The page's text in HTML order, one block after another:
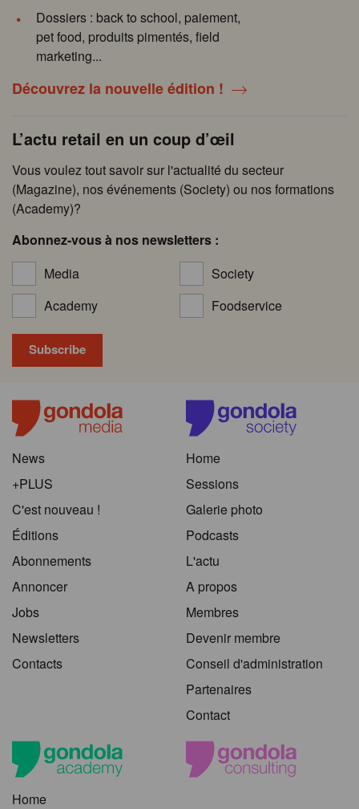
Dossiers : back to school, paiement,
pet food, produits pimentés, field
marketing...
Découvrez la nouvelle édition !
L’actu retail en un coup d’œil
Vous voulez tout savoir sur l'actualité du secteur
(Magazine), nos événements (Society) ou nos formations
(Academy)?
Abonnez-vous à nos newsletters :
Media
Society
Academy
Foodservice
News
+PLUS
C'est nouveau !
Éditions
Abonnements
Annoncer
Jobs
Newsletters
Contacts
Home
Sessions
Galerie photo
Podcasts
L'actu
A propos
Membres
Devenir membre
Conseil d'administration
Partenaires
Contact
Home